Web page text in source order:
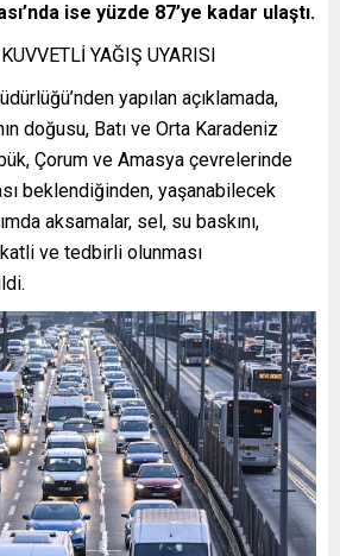
ise yüzde 87’ye kadar ulaştı.
YAĞIŞ UYARISI
yapılan açıklamada,
doğusu, Batı ve Orta Karadeniz
Çorum ve Amasya çevrelerinde
beklendiğinden, yaşanabilecek
aksamalar, sel, su baskını,
ve tedbirli olunması